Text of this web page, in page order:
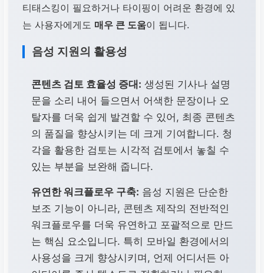
티태스킹이 필요하거나 타이핑이 어려운 환경에 있
는 사용자에게도 매우 큰 도움이 됩니다.
음성 지원의 활용성
콘텐츠 검토 효율성 증대: 생성된 기사나 설명
문을 소리 내어 들으면서 어색한 문장이나 오
탈자를 더욱 쉽게 발견할 수 있어, 최종 콘텐츠
의 품질을 향상시키는 데 크게 기여합니다. 청
각을 활용한 검토는 시각적 검토에서 놓칠 수
있는 부분을 보완해 줍니다.
유연한 워크플로우 구축: 음성 지원은 단순한
보조 기능이 아니라, 콘텐츠 제작의 전반적인
워크플로우를 더욱 유연하고 포괄적으로 만드
는 핵심 요소입니다. 특히 모바일 환경에서의
사용성을 크게 향상시키며, 언제 어디서든 아